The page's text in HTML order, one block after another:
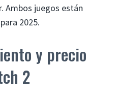
Ambos juegos están
2025.
y precio
2